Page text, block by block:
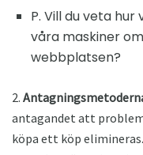
P. Vill du veta
våra maskiner
webbplatsen?
2.
antagandet att
köpa ett köp